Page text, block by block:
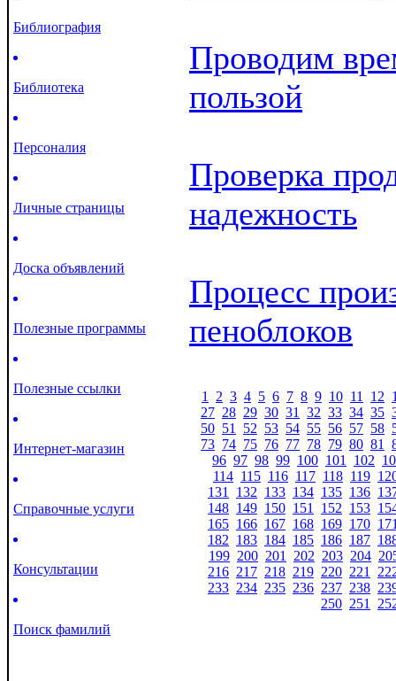
Библиография
Библиотека
Персоналия
Личные страницы
Доска объявлений
Полезные программы
Полезные ссылки
Интернет-магазин
Справочные услуги
Консультации
Поиск фамилий
Проводим
пользой
Проверка
надежность
Процесс
пеноблоков
1 2 3 4 5 6 7 8 9 10 11 12
27 28 29 30 31 32 33 34 35
50 51 52 53 54 55 56 57 58
73 74 75 76 77 78 79 80 81
96 97 98 99 100 101 102
114 115 116 117 118 119
131 132 133 134 135 136
148 149 150 151 152 153
165 166 167 168 169 170
182 183 184 185 186 187
199 200 201 202 203 204
216 217 218 219 220 221
233 234 235 236 237 238
250 251